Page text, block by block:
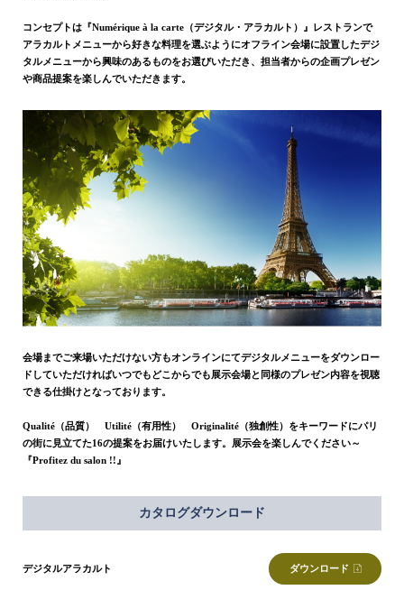
コンセプトは『Numérique à la carte（デジタル・アラカルト）』レストランで
アラカルトメニューから好きな料理を選ぶようにオフライン会場に設置したデジ
タルメニューから興味のあるものをお選びいただき、担当者からの企画プレゼン
や商品提案を楽しんでいただきます。
会場までご来場いただけない方もオンラインにてデジタルメニューをダウンロー
ドしていただければいつでもどこからでも展示会場と同様のプレゼン内容を視聴
できる仕掛けとなっております。
Qualité（品質） Utilité（有用性） Originalité（独創性）をキーワードにパリ
の街に見立てた16の提案をお届けいたします。展示会を楽しんでください～
『Profitez du salon !!』
カタログダウンロード
デジタルアラカルト ダウンロード